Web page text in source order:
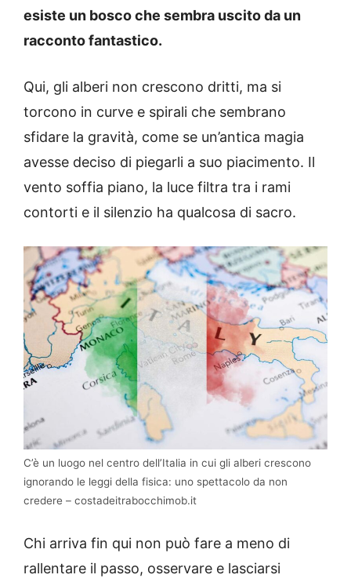
esiste un bosco che sembra uscito da un
racconto fantastico.
Qui, gli alberi non crescono dritti, ma si
torcono in curve e spirali che sembrano
sfidare la gravità, come se un’antica magia
avesse deciso di piegarli a suo piacimento. Il
vento soffia piano, la luce filtra tra i rami
contorti e il silenzio ha qualcosa di sacro.
C’è un luogo nel centro dell’Italia in cui gli alberi crescono
ignorando le leggi della fisica: uno spettacolo da non
credere – costadeitrabocchimob.it
Chi arriva fin qui non può fare a meno di
rallentare il passo, osservare e lasciarsi